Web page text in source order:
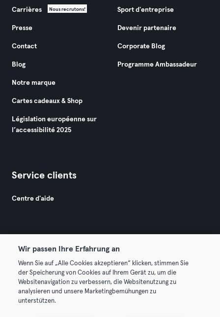
Carrières Nous recrutons!
Presse
Contact
Blog
Notre marque
Cartes cadeaux & Shop
Législation européenne sur
l’accessibilité 2025
Sport d'entreprise
Devenir partenaire
Corporate Blog
Programme Ambassadeur
Service clients
Centre d'aide
© 2026 Urban Sports Group GmbH. All rights reserved.
Conditions générales Politique de confidentialité
Mentions légales
Wir passen Ihre Erfahrung an
Wenn Sie auf „Alle Cookies akzeptieren“ klicken, stimmen Sie
der Speicherung von Cookies auf Ihrem Gerät zu, um die
Websitenavigation zu verbessern, die Websitenutzung zu
analysieren und unsere Marketingbemühungen zu
unterstützen.